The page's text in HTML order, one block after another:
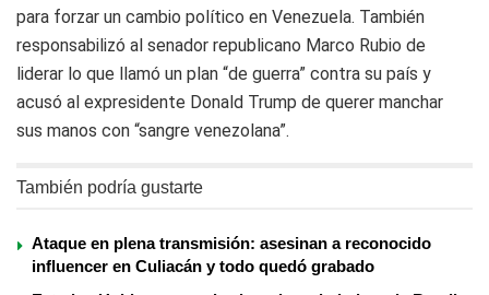
para forzar un cambio político en Venezuela. También
responsabilizó al senador republicano Marco Rubio de
liderar lo que llamó un plan “de guerra” contra su país y
acusó al expresidente Donald Trump de querer manchar
sus manos con “sangre venezolana”.
También podría gustarte
Ataque en plena transmisión: asesinan a reconocido
influencer en Culiacán y todo quedó grabado